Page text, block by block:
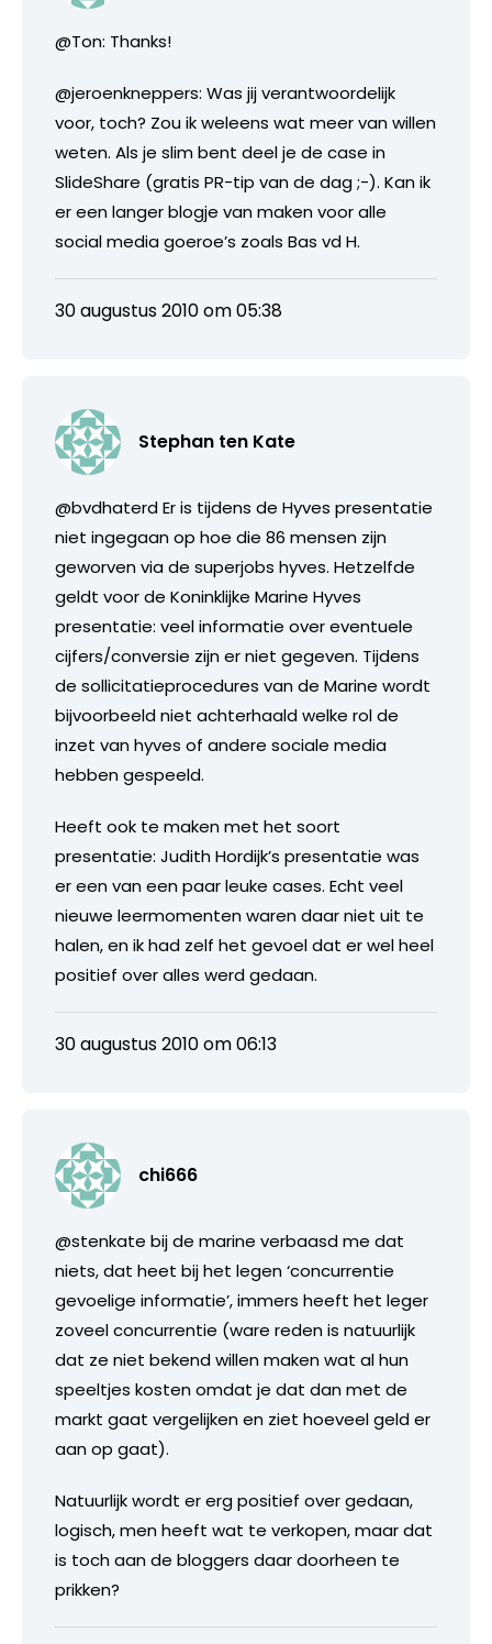
@Ton: Thanks!
@jeroenkneppers: Was jij verantwoordelijk
voor, toch? Zou ik weleens wat meer van willen
weten. Als je slim bent deel je de case in
SlideShare (gratis PR-tip van de dag ;-). Kan ik
er een langer blogje van maken voor alle
social media goeroe’s zoals Bas vd H.
30 augustus 2010 om 05:38
Stephan ten Kate
@bvdhaterd Er is tijdens de Hyves presentatie
niet ingegaan op hoe die 86 mensen zijn
geworven via de superjobs hyves. Hetzelfde
geldt voor de Koninklijke Marine Hyves
presentatie: veel informatie over eventuele
cijfers/conversie zijn er niet gegeven. Tijdens
de sollicitatieprocedures van de Marine wordt
bijvoorbeeld niet achterhaald welke rol de
inzet van hyves of andere sociale media
hebben gespeeld.
Heeft ook te maken met het soort
presentatie: Judith Hordijk’s presentatie was
er een van een paar leuke cases. Echt veel
nieuwe leermomenten waren daar niet uit te
halen, en ik had zelf het gevoel dat er wel heel
positief over alles werd gedaan.
30 augustus 2010 om 06:13
chi666
@stenkate bij de marine verbaasd me dat
niets, dat heet bij het legen ‘concurrentie
gevoelige informatie’, immers heeft het leger
zoveel concurrentie (ware reden is natuurlijk
dat ze niet bekend willen maken wat al hun
speeltjes kosten omdat je dat dan met de
markt gaat vergelijken en ziet hoeveel geld er
aan op gaat).
Natuurlijk wordt er erg positief over gedaan,
logisch, men heeft wat te verkopen, maar dat
is toch aan de bloggers daar doorheen te
prikken?